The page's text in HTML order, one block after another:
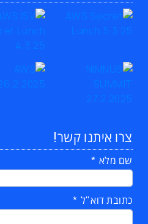
צרו איתנו קשר!
שם מלא
כתובת דוא"ל